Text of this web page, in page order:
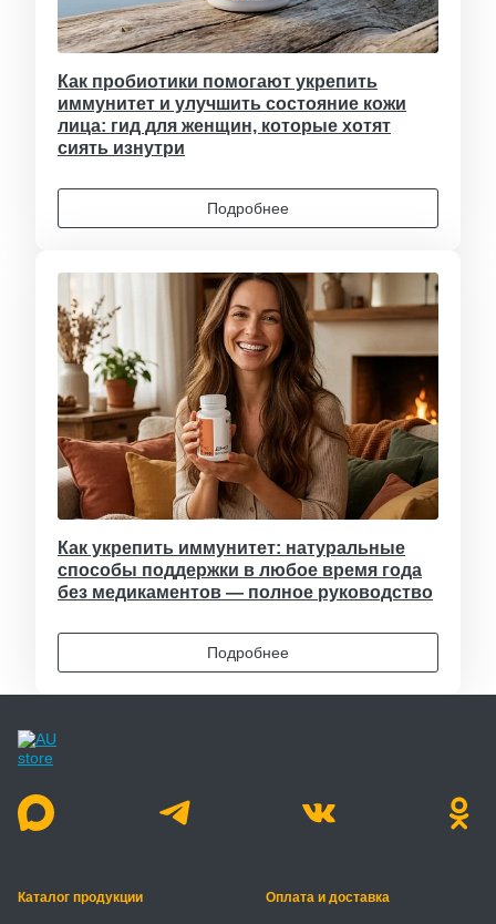
Как пробиотики помогают укрепить
иммунитет и улучшить состояние кожи
лица: гид для женщин, которые хотят
сиять изнутри
Подробнее
Как укрепить иммунитет: натуральные
способы поддержки в любое время года
без медикаментов — полное руководство
Подробнее
Каталог продукции Оплата и доставка